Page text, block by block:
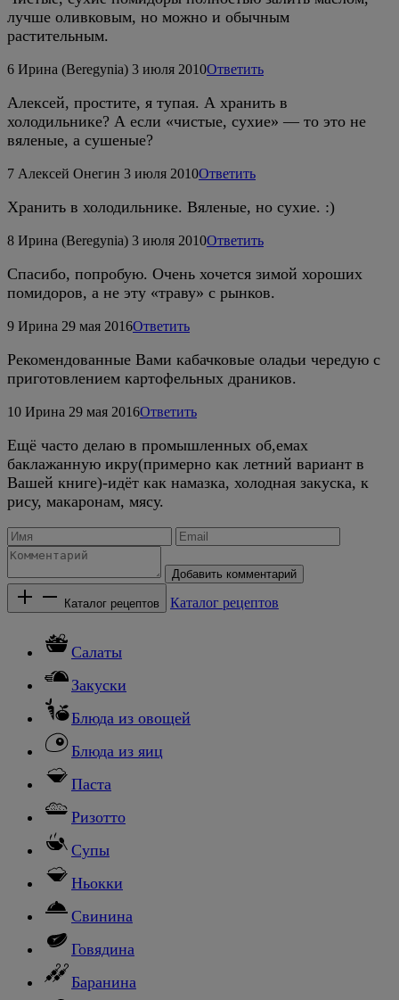
лучше оливковым, но можно и обычным
растительным.
6 Ирина (Beregynia) 3 июля 2010Ответить
Алексей, простите, я тупая. А хранить в
холодильнике? А если «чистые, сухие» — то это не
вяленые, а сушеные?
7 Алексей Онегин 3 июля 2010Ответить
Хранить в холодильнике. Вяленые, но сухие. :)
8 Ирина (Beregynia) 3 июля 2010Ответить
Спасибо, попробую. Очень хочется зимой хороших
помидоров, а не эту «траву» с рынков.
9 Ирина 29 мая 2016Ответить
Рекомендованные Вами кабачковые оладьи чередую с
приготовлением картофельных драников.
10 Ирина 29 мая 2016Ответить
Ещё часто делаю в промышленных об,емах
баклажанную икру(примерно как летний вариант в
Вашей книге)-идёт как намазка, холодная закуска, к
рису, макаронам, мясу.
Добавить комментарий
Каталог рецептов Каталог рецептов
Салаты
Закуски
Блюда из овощей
Блюда из яиц
Паста
Ризотто
Супы
Ньокки
Свинина
Говядина
Баранина